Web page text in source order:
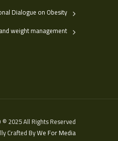
Dialogue on Obesity
weight management
© 2025 All Rights Reserved
Crafted ByWe For Media